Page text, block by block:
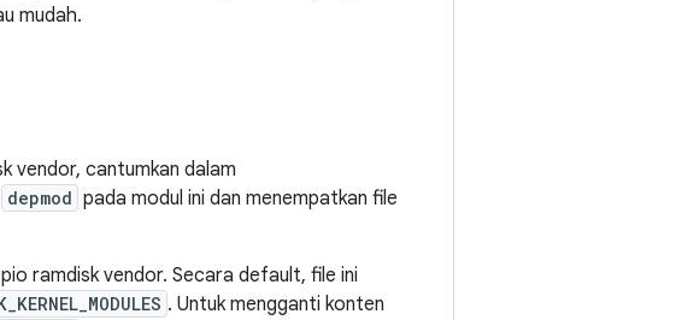
mudah.
vendor, cantumkan dalam
depmod pada modul ini dan menempatkan file
ramdisk vendor. Secara default, file ini
. Untuk mengganti konten